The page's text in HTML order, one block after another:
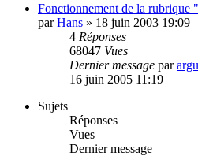
Fonctionnement de la rubrique
parHans » 18 juin 2003 19:09
4 Réponses
68047 Vues
Dernier message par
16 juin 2005 11:19
Sujets
Réponses
Vues
Dernier message